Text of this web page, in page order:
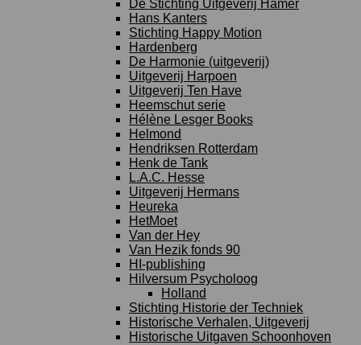
De Stichting Uitgeverij Hamer
Hans Kanters
Stichting Happy Motion
Hardenberg
De Harmonie (uitgeverij)
Uitgeverij Harpoen
Uitgeverij Ten Have
Heemschut serie
Hélène Lesger Books
Helmond
Hendriksen Rotterdam
Henk de Tank
L.A.C. Hesse
Uitgeverij Hermans
Heureka
HetMoet
Van der Hey
Van Hezik fonds 90
HI-publishing
Hilversum Psycholoog
Holland
Stichting Historie der Techniek
Historische Verhalen, Uitgeverij
Historische Uitgaven Schoonhoven